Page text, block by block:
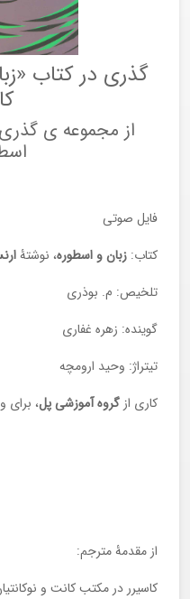
گذری در کتاب
از مجموعه ی
فایل صوتی
کتاب: زبان و اسطوره، نوشتۀ
تلخیص: م. بوذری
گوینده: زهره غفاری
تیتراژ: وحید ارومچه
کاری از گروه آموزشی پل،
از مقدمۀ مترجم:
کاسیرر در مکتب کانت و